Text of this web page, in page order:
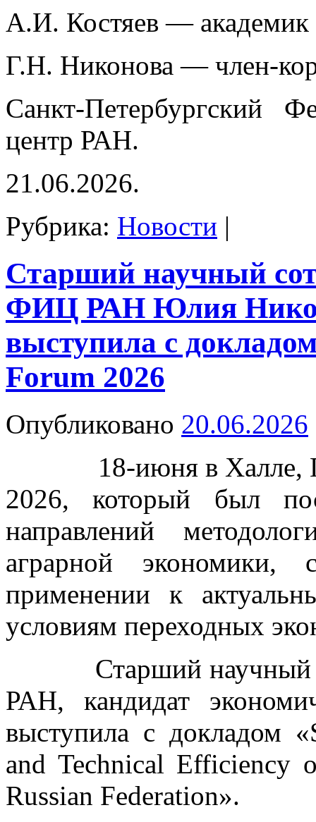
А.И. Костяев —
Г.Н. Никонова — член-
Санкт-Петербургский
центр РАН.
21.06.2026.
Рубрика: Новости |
Старший научный
ФИЦ РАН Юлия
выступила с
Forum 2026
Опубликовано 20.06.2026
18-июня в Халле,
2026, который был
направлений
аграрной
применении к
условиям переходных
Старший научный
РАН, кандидат
выступила с докладом
and Technical Efficiency
Russian Federation».